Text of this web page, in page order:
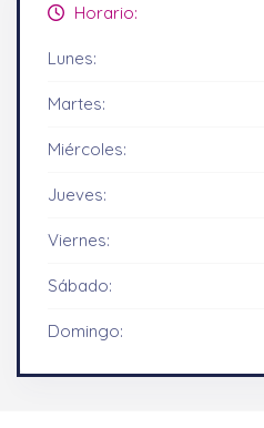
Horario:
Lunes:
Martes:
Miércoles:
Jueves:
Viernes:
Sábado:
Domingo: